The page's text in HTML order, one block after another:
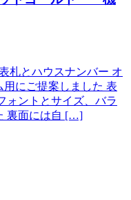
札とハウスナンバー オ
にご提案しました 表
ォントとサイズ、バラ
裏面には自 […]